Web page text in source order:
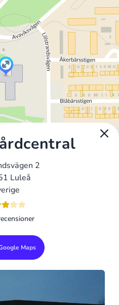
2
Luleå
Maps
Sverige Sveriges Ledande Gymkedjor